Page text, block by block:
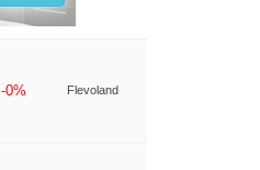
-0% Flevoland